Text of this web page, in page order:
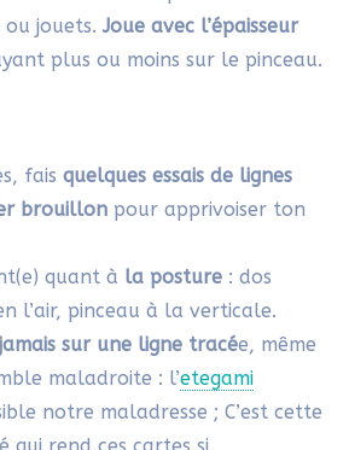
la couleur et
carte aquarelle de
de Saint-Nicolas tracés et
de passer à l’aquarelle pour
à ta carte. Laisse-toi guider
de la fête de Saint-